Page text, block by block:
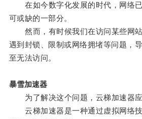
在如今数字化发展的时代，网络已
可或缺的一部分。
然而，有时候我们在访问某些网站
遇到封锁、限制或网络拥堵等问题，
至无法访问。
暴雪加速器
为了解决这个问题，云梯加速器应
云梯加速器是一种通过虚拟网络技